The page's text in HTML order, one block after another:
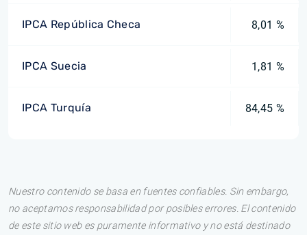
IPCA República Checa 8,01 %
IPCA Suecia 1,81 %
IPCA Turquía 84,45 %
Nuestro contenido se basa en fuentes confiables. Sin embargo,
no aceptamos responsabilidad por posibles errores. El contenido
de este sitio web es puramente informativo y no está destinado